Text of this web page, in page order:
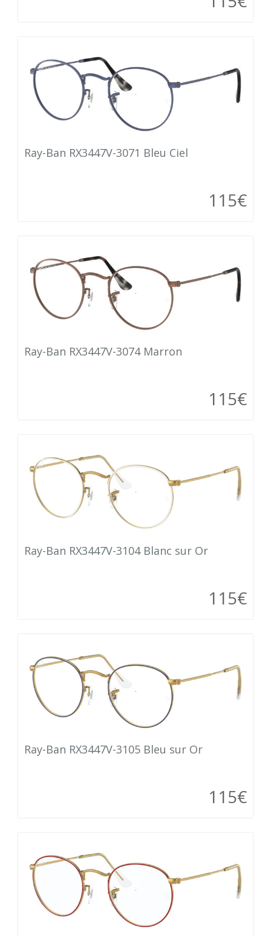
Ray-Ban RX3447V-3071 Bleu Ciel
115€
Ray-Ban RX3447V-3074 Marron
115€
Ray-Ban RX3447V-3104 Blanc sur Or
115€
Ray-Ban RX3447V-3105 Bleu sur Or
115€